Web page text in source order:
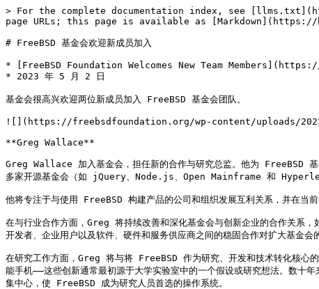
> For the complete documentation index, see
page URLs; this page is available as [Markdown](https://
# FreeBSD 基金会欢迎新成员加入
* [FreeBSD Foundation Welcomes New Team
* 2023 年 5 月 2 日
基金会很高兴欢迎两位新成员加入 FreeBSD 基金会团队。
![](https://freebsdfoundation.org/wp-content/uploads/2023/
**Greg Wallace**
Greg Wallace 加入基金会，担任新的合作与研究总监。他为 FreeBSD 基
多家开源基金会（如 jQuery、Node.js、Open Mainframe 和
他将专注于与使用 FreeBSD 构建产品的公司和组织发展互利关系，并在当
在与行业合作方面，Greg 将持续改善和深化基金会与创新企业的合作
开发者、企业用户以及软件、硬件和服务供应商之间的稳固合作对扩大基金
在研究工作方面，Greg 将与将 FreeBSD 作为研究、开发和技术转化核心
能手机——这些创新通常最初源于大学实验室中的一个假设或研究想法。数十
集中心，使 FreeBSD 成为研究人员首选的操作系统。